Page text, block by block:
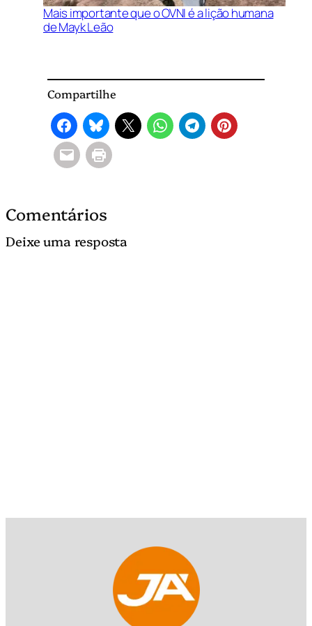
Mais importante que o OVNI é a lição humana
de Mayk Leão
Compartilhe
Comentários
Deixe uma resposta